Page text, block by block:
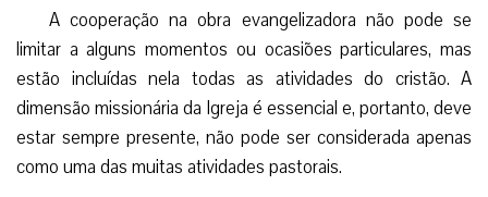
A cooperação na obra evangelizadora não pode se
limitar a alguns momentos ou ocasiões particulares, mas
estão incluídas nela todas as atividades do cristão. A
dimensão missionária da Igreja é essencial e, portanto, deve
estar sempre presente, não pode ser considerada apenas
como uma das muitas atividades pastorais.